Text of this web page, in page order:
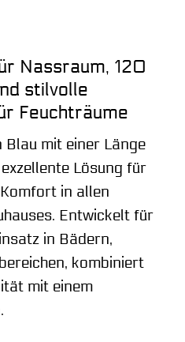
Nassraum, 120
stilvolle
Feuchträume
Blau mit einer Länge
Lösung für
in allen
Entwickelt für
in Bädern,
kombiniert
mit einem